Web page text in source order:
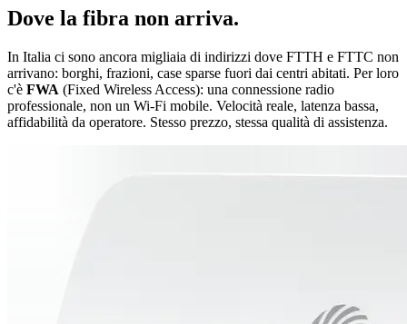
Dove la fibra non arriva.
In Italia ci sono ancora migliaia di indirizzi dove FTTH e FTTC non
arrivano: borghi, frazioni, case sparse fuori dai centri abitati. Per loro
c'è FWA (Fixed Wireless Access): una connessione radio
professionale, non un Wi-Fi mobile. Velocità reale, latenza bassa,
affidabilità da operatore. Stesso prezzo, stessa qualità di assistenza.